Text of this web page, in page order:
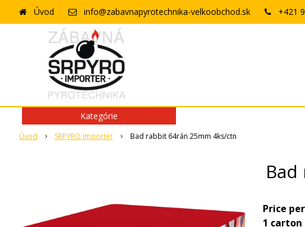
Úvod info@zabavnapyrotechnika-velkoobchod.sk +421
Úvod SRPYRO Importer Bad rabbit 64rán 25mm 4ks/ctn
Price
1 carton
Kategórie